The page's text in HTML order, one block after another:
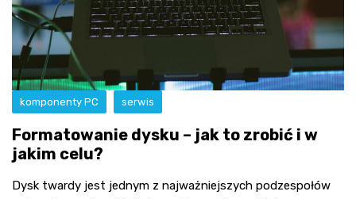
komponenty PC serwis
Formatowanie dysku – jak to zrobić i w
jakim celu?
Dysk twardy jest jednym z najważniejszych podzespołów